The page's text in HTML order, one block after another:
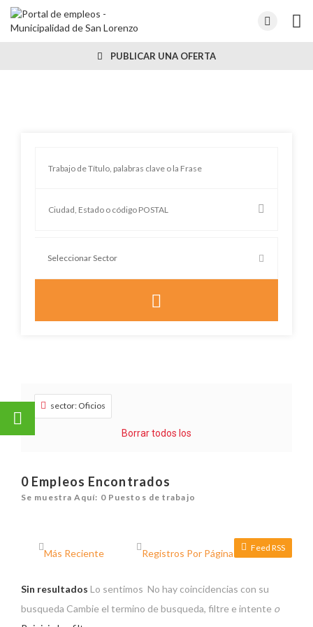
PUBLICAR UNA OFERTA
sector: Oficios
Borrar todos los
0 Empleos Encontrados
Se muestra Aquí: 0 Puestos de trabajo
Feed RSS
Sin resultados Lo sentimos No hay coincidencias con su
busqueda Cambie el termino de busqueda, filtre e intente o